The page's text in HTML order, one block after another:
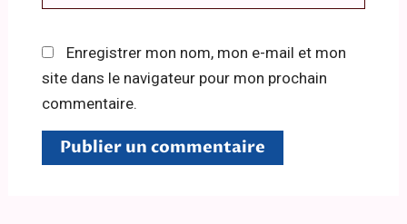
Enregistrer mon nom, mon e-mail et mon
site dans le navigateur pour mon prochain
commentaire.